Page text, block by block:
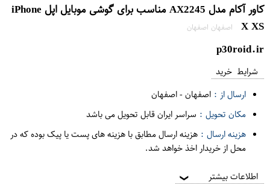
کاور آکام مدل AX2245 مناسب برای گوشی موبایل اپل iPhone
X XS
اصفهان اصفهان
p30roid.ir
شرایط خرید
ارسال از : اصفهان-اصفهان
مکان تحویل : سراسر ایران قابل تحویل می باشد
هزینه ارسال : هزینه ارسال مطابق با هزینه های پست یا پیک بوده که در
محل از خریدار اخذ خواهد شد.
اطلاعات بیشتر ❯